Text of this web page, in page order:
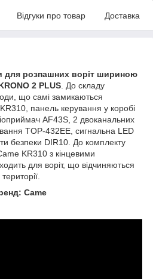
Відгуки про товар Доставка
розпашних воріт шириною
2 PLUS . До складу
що самі замикаються
KR310, панель керування у коробі
AF43S, 2 двоканальних
TOP-432EE, сигнальна LED
безпеки DIR10. До комплекту
KR310 з кінцевими
для воріт, що відчиняються
Came